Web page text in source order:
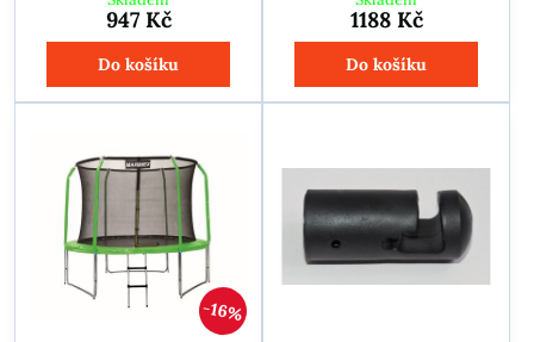
947 Kč
Do košíku
1188 Kč
Do košíku
16%